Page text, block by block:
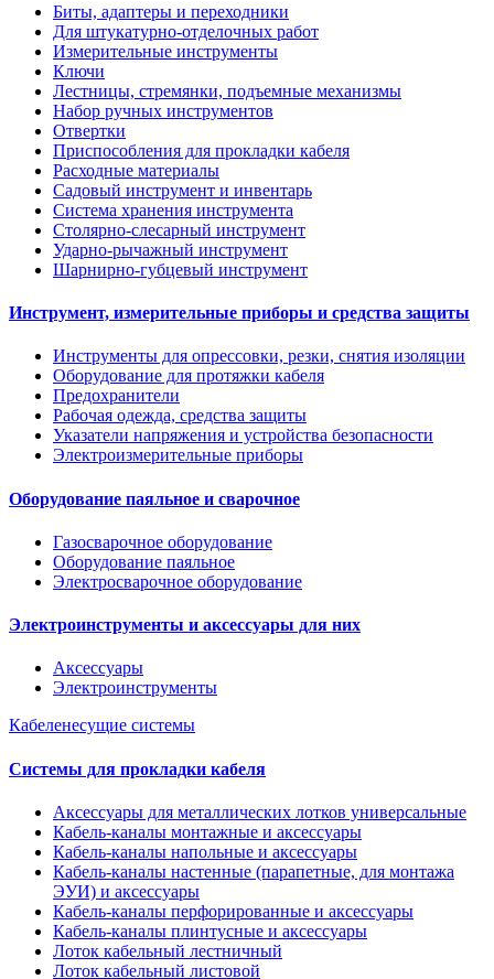
Биты, адаптеры и переходники
Для штукатурно-отделочных работ
Измерительные инструменты
Ключи
Лестницы, стремянки, подъемные механизмы
Набор ручных инструментов
Отвертки
Приспособления для прокладки кабеля
Расходные материалы
Садовый инструмент и инвентарь
Система хранения инструмента
Столярно-слесарный инструмент
Ударно-рычажный инструмент
Шарнирно-губцевый инструмент
Инструмент, измерительные приборы и средства защиты
Инструменты для опрессовки, резки, снятия изоляции
Оборудование для протяжки кабеля
Предохранители
Рабочая одежда, средства защиты
Указатели напряжения и устройства безопасности
Электроизмерительные приборы
Оборудование паяльное и сварочное
Газосварочное оборудование
Оборудование паяльное
Электросварочное оборудование
Электроинструменты и аксессуары для них
Аксессуары
Электроинструменты
Кабеленесущие системы
Системы для прокладки кабеля
Аксессуары для металлических лотков универсальные
Кабель-каналы монтажные и аксессуары
Кабель-каналы напольные и аксессуары
Кабель-каналы настенные (парапетные, для монтажа
ЭУИ) и аксессуары
Кабель-каналы перфорированные и аксессуары
Кабель-каналы плинтусные и аксессуары
Лоток кабельный лестничный
Лоток кабельный листовой